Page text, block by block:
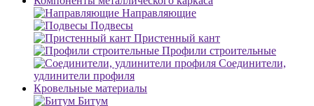
Направляющие
Подвесы
Пристенный кант
Профили строительные
Соединители,
удлинители профиля
Кровельные материалы
Битум